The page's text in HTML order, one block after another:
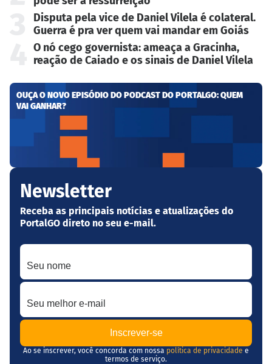
Disputa pela vice de Daniel Vilela é colateral.
Guerra é pra ver quem vai mandar em Goiás
O nó cego governista: ameaça a Gracinha,
reação de Caiado e os sinais de Daniel Vilela
OUÇA O NOVO EPISÓDIO DO PODCAST DO PORTALGO: QUEM
VAI GANHAR?
Newsletter
Receba as principais notícias e atualizações do
PortalGO direto no seu e-mail.
Seu nome
Seu melhor e-mail
Ao se inscrever, você concorda com nossa política de privacidade e
termos de serviço.